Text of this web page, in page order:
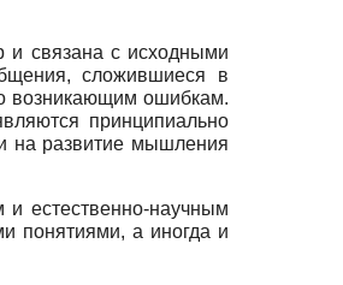
и связана с исходными
сложившиеся в
возникающим ошибкам.
принципиально
на развитие мышления
и естественно-научным
понятиями, а иногда и